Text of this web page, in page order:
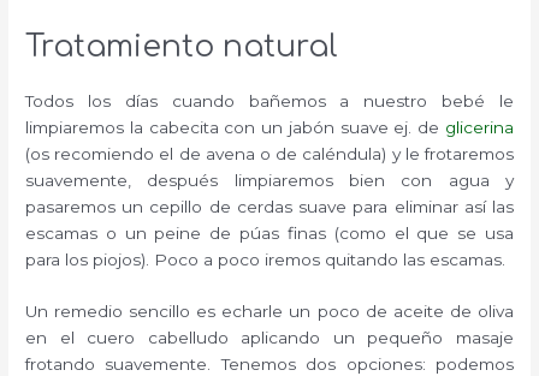
Tratamiento natural
Todos los días cuando bañemos a nuestro bebé le
limpiaremos la cabecita con un jabón suave ej. de glicerina
(os recomiendo el de avena o de caléndula) y le frotaremos
suavemente, después limpiaremos bien con agua y
pasaremos un cepillo de cerdas suave para eliminar así las
escamas o un peine de púas finas (como el que se usa
para los piojos). Poco a poco iremos quitando las escamas.
Un remedio sencillo es echarle un poco de aceite de oliva
en el cuero cabelludo aplicando un pequeño masaje
frotando suavemente. Tenemos dos opciones: podemos